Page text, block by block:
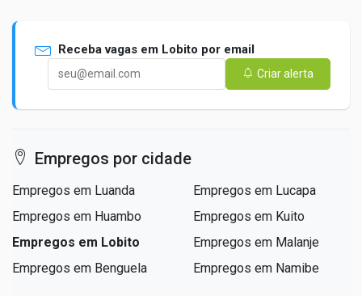
Receba vagas em Lobito por email
Criar alerta
Empregos por cidade
Empregos em Luanda
Empregos em Huambo
Empregos em Lobito
Empregos em Benguela
Empregos em Lucapa
Empregos em Kuito
Empregos em Malanje
Empregos em Namibe